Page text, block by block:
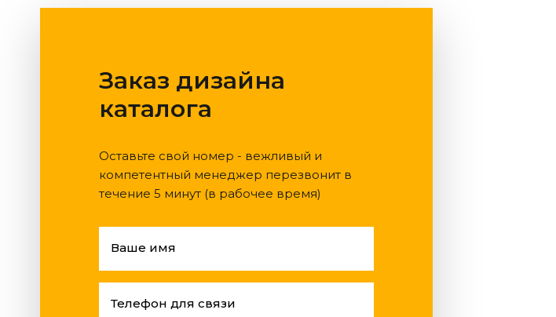
Заказ дизайна
каталога
Оставьте свой номер - вежливый и
компетентный менеджер перезвонит в
течение 5 минут (в рабочее время)
Ваше имя
Телефон для связи